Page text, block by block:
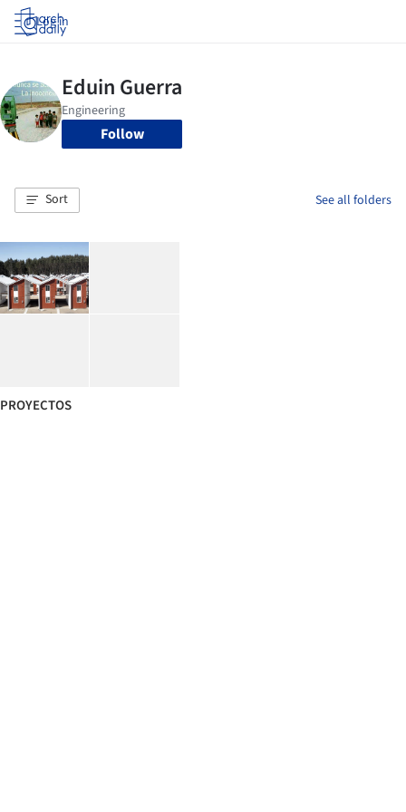
Log in
Follow
Sort See all folders
PROYECTOS